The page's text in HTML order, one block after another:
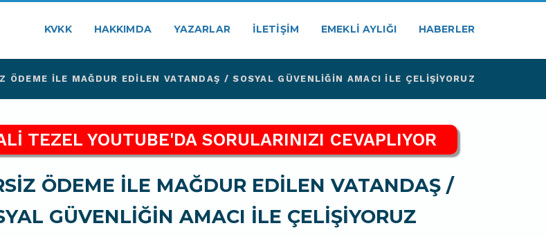
KVKK HAKKIMDA YAZARLAR İLETIŞIM EMEKLI AYLIĞI HABERLER
ÖDEME İLE MAĞDUR EDİLEN VATANDAŞ / SOSYAL GÜVENLİĞİN AMACI İLE ÇELİŞİYORUZ
TEZEL YOUTUBE'DA SORULARINIZI CEVAPLIYOR
ÖDEME İLE MAĞDUR EDİLEN VATANDAŞ /
GÜVENLİĞİN AMACI İLE ÇELİŞİYORUZ